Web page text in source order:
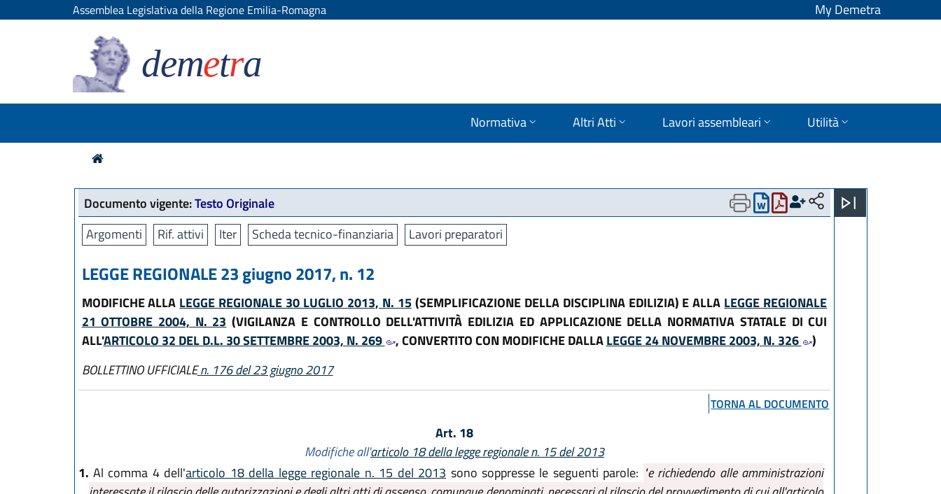
Assemblea Legislativa della Regione Emilia-Romagna My Demetra
demetra
Normativa Altri Atti Lavori assembleari Utilità
Documento vigente:Testo Originale
Argomenti
Rif. attivi Iter Scheda tecnico-finanziaria Lavori preparatori
LEGGE REGIONALE 23 giugno 2017, n. 12
MODIFICHE ALLA LEGGE REGIONALE 30 LUGLIO 2013, N. 15(SEMPLIFICAZIONE DELLA DISCIPLINA EDILIZIA) E ALLA LEGGE REGIONALE
21 OTTOBRE 2004, N. 23 (VIGILANZA E CONTROLLO DELL'ATTIVITÀ EDILIZIA ED APPLICAZIONE DELLA NORMATIVA STATALE DI CUI
ALL'ARTICOLO 32 DEL D.L. 30 SETTEMBRE 2003, N. 269 , CONVERTITO CON MODIFICHE DALLALEGGE 24 NOVEMBRE 2003, N. 326
)
BOLLETTINO UFFICIALEn. 176 del 23 giugno 2017
TORNA AL DOCUMENTO
Art. 18
Modifiche all'articolo 18 della legge regionale n. 15 del 2013
1. Al comma 4 dell'articolo 18 della legge regionale n. 15 del 2013 sono soppresse le seguenti parole: "e richiedendo alle amministrazioni